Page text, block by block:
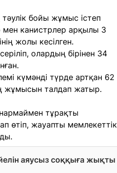
бойы жұмыс істеп
мен канистрлер арқылы 3
жолы кесілген.
олардың бірінен 34
күмәнді түрде артқан 62
жұмысын талдап жатыр.
тұрақты
өтіп, жауапты мемлекеттік
аяусыз соққыға жықты